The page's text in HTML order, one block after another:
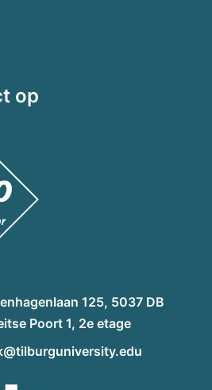
op
125, 5037 DB
Poort 1, 2e etage